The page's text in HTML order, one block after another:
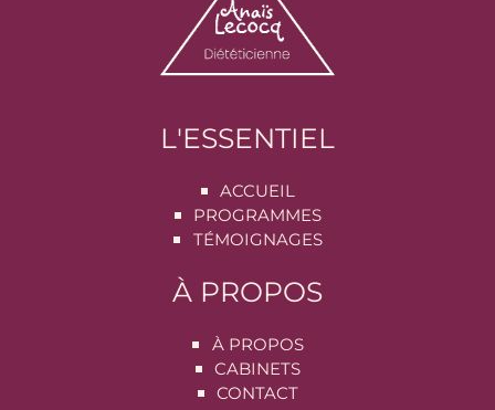
L'ESSENTIEL
ACCUEIL
PROGRAMMES
TÉMOIGNAGES
À PROPOS
À PROPOS
CABINETS
CONTACT